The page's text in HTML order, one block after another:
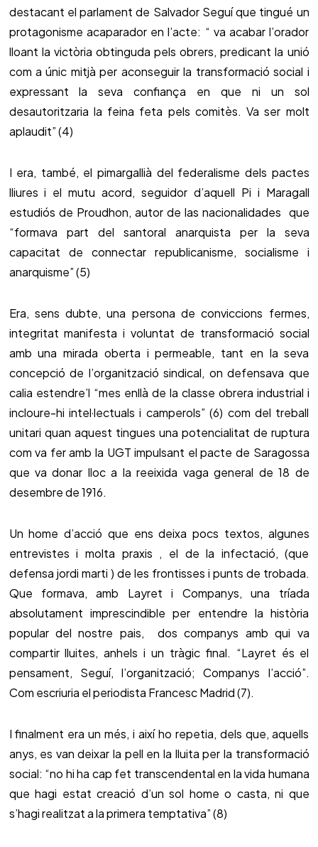
destacant el parlament de Salvador Seguí que tingué un
protagonisme acaparador en l’acte: “ va acabar l’orador
lloant la victòria obtinguda pels obrers, predicant la unió
com a únic mitjà per aconseguir la transformació social i
expressant la seva confiança en que ni un sol
desautoritzaria la feina feta pels comitès. Va ser molt
aplaudit” (4)
I era, també, el pimargallià del federalisme dels pactes
lliures i el mutu acord, seguidor d’aquell Pi i Maragall
estudiós de Proudhon, autor de las nacionalidades que
“formava part del santoral anarquista per la seva
capacitat de connectar republicanisme, socialisme i
anarquisme” (5)
Era, sens dubte, una persona de conviccions fermes,
integritat manifesta i voluntat de transformació social
amb una mirada oberta i permeable, tant en la seva
concepció de l’organització sindical, on defensava que
calia estendre’l “mes enllà de la classe obrera industrial i
incloure-hi intel·lectuals i camperols” (6) com del treball
unitari quan aquest tingues una potencialitat de ruptura
com va fer amb la UGT impulsant el pacte de Saragossa
que va donar lloc a la reeixida vaga general de 18 de
desembre de 1916.
Un home d’acció que ens deixa pocs textos, algunes
entrevistes i molta praxis , el de la infectació, (que
defensa jordi marti ) de les frontisses i punts de trobada.
Que formava, amb Layret i Companys, una tríada
absolutament imprescindible per entendre la història
popular del nostre pais, dos companys amb qui va
compartir lluites, anhels i un tràgic final. “Layret és el
pensament, Seguí, l’organització; Companys l’acció”.
Com escriuria el periodista Francesc Madrid (7).
I finalment era un més, i així ho repetia, dels que, aquells
anys, es van deixar la pell en la lluita per la transformació
social: “no hi ha cap fet transcendental en la vida humana
que hagi estat creació d’un sol home o casta, ni que
s’hagi realitzat a la primera temptativa” (8)